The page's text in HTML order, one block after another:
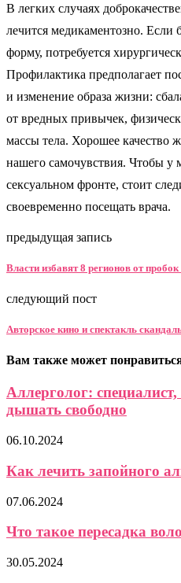
В легких случаях
лечится медикаментозно. Если
форму, потребуется
Профилактика предполагает
и изменение образа жизни:
от вредных привычек,
массы тела. Хорошее качество
нашего самочувствия. Чтобы
сексуальном фронте, стоит
своевременно посещать врача.
предыдущая запись
Власти избавят 8 регионов от
следующий пост
Авторское кино и спектакль
Вам также может
Аллерголог:
дышать свободно
06.10.2024
Как лечить запойного
07.06.2024
Что такое пересадка
30.05.2024